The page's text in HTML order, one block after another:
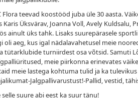
Flora teevad koostööd juba üle 30 aasta.
Üksvärav, Joanna Voll, Avely
ainult üks tahk. Lisaks suurepärasele
oli aeg, kus igal nädalavahetusel meie
tütarklubide turniirdest osa võtsid. Samuti
meie piirkonna erinevates
meie lastega kohtuma tulid ja ka
Jalgpallivarustust!-Pallid, vestid,
suure abi eest ka suur tänu!